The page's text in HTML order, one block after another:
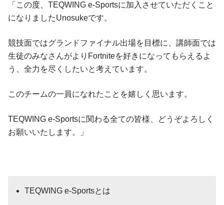
「この度、TEQWING e-Sportsに加入させていただくこと
になりましたUnosukeです。
競技面ではグランドファイナル出場を目標に、講師面では
生徒のみなさんがよりFortniteを好きになってもらえるよ
う、全力を尽くしたいと考えています。
このチームの一員になれたことを嬉しく思います。
TEQWING e-Sportsに関わる全ての皆様、どうぞよろしく
お願いいたします。」
TEQWING e-Sportsとは